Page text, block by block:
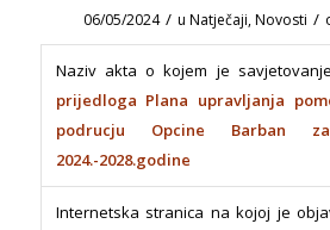
06/05/2024 / u Natječaji,Novosti /
Naziv akta o kojem je
prijedloga Plana upravljanja
podrucju Opcine Barban
2024.-2028.godine
Internetska stranica na kojoj je